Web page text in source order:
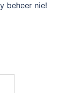
beheer nie!